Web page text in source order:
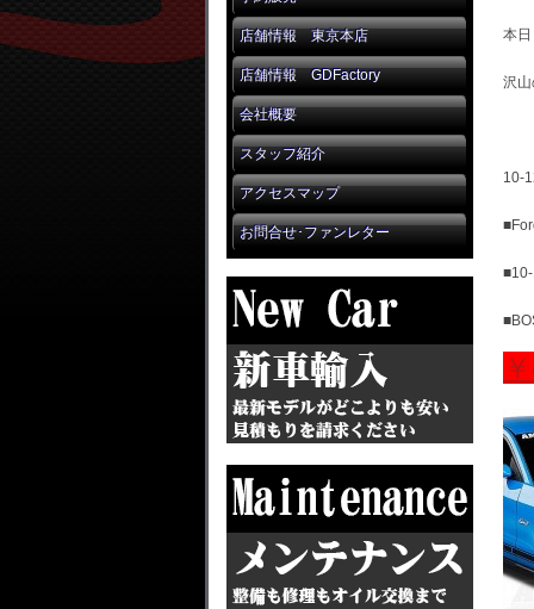
店舗情報 東京本店
店舗情報 GDFactory
会社概要
スタッフ紹介
アクセスマップ
お問合せ･ファンレター
本
沢
10-